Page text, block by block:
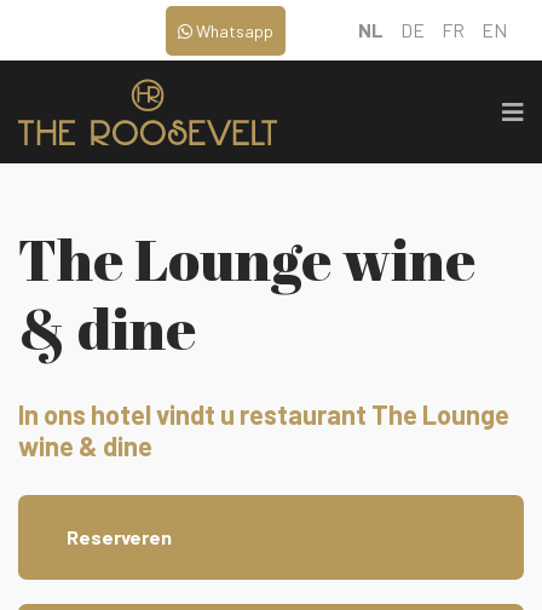
NL DE FR EN
Whatsapp
The Lounge wine
& dine
In ons hotel vindt u restaurant The Lounge
wine & dine
Reserveren